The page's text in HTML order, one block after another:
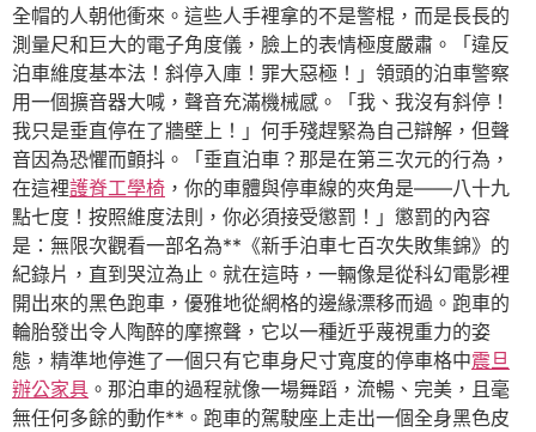
全帽的人朝他衝來。這些人手裡拿的不是警棍，而是長長的
測量尺和巨大的電子角度儀，臉上的表情極度嚴肅。「違反
泊車維度基本法！斜停入庫！罪大惡極！」領頭的泊車警察
用一個擴音器大喊，聲音充滿機械感。「我、我沒有斜停！
我只是垂直停在了牆壁上！」何手殘趕緊為自己辯解，但聲
音因為恐懼而顫抖。「垂直泊車？那是在第三次元的行為，
在這裡護脊工學椅 ，你的車體與停車線的夾角是——八十九
點七度！按照維度法則，你必須接受懲罰！」懲罰的內容
是：無限次觀看一部名為**《新手泊車七百次失敗集錦》的
紀錄片，直到哭泣為止。就在這時，一輛像是從科幻電影裡
開出來的黑色跑車，優雅地從網格的邊緣漂移而過。跑車的
輪胎發出令人陶醉的摩擦聲，它以一種近乎蔑視重力的姿
態，精準地停進了一個只有它車身尺寸寬度的停車格中震旦
辦公家具 。那泊車的過程就像一場舞蹈，流暢、完美，且毫
無任何多餘的動作**。跑車的駕駛座上走出一個全身黑色皮